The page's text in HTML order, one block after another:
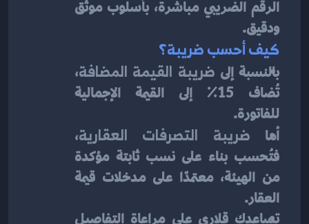
ودقيق.
كيف أحسب ضريبة؟
بالنسبة إلى ضريبة القيمة المضافة
تُضاف 15٪ إلى القيمة الإجمالية
للفاتورة.
أما ضريبة التصرفات العقارية
من الهيئة، معتمدًا على مدخلات قيمة
العقار.